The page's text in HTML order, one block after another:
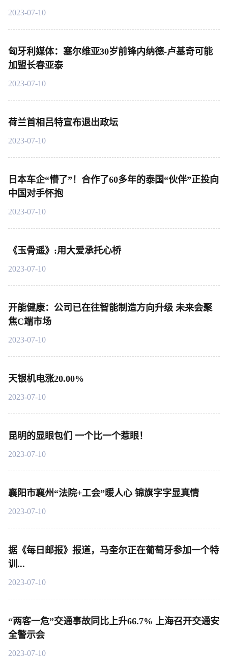
2023-07-10
匈牙利媒体：塞尔维亚30岁前锋内纳德-卢基奇可能
加盟长春亚泰
2023-07-10
荷兰首相吕特宣布退出政坛
2023-07-10
日本车企“懵了”！合作了60多年的泰国“伙伴”正投向
中国对手怀抱
2023-07-10
《玉骨遥》:用大爱承托心桥
2023-07-10
开能健康：公司已在往智能制造方向升级 未来会聚
焦C端市场
2023-07-10
天银机电涨20.00%
2023-07-10
昆明的显眼包们 一个比一个惹眼！
2023-07-10
襄阳市襄州“法院+工会”暖人心 锦旗字字显真情
2023-07-10
据《每日邮报》报道，马奎尔正在葡萄牙参加一个特
训...
2023-07-10
“两客一危”交通事故同比上升66.7% 上海召开交通安
全警示会
2023-07-10